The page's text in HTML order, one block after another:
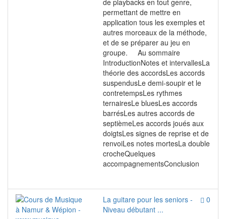
de playbacks en tout genre,
permettant de mettre en
application tous les exemples et
autres morceaux de la méthode,
et de se préparer au jeu en
groupe. Au sommaire
IntroductionNotes et intervallesLa
théorie des accordsLes accords
suspendusLe demi-soupir et le
contretempsLes rythmes
ternairesLe bluesLes accords
barrésLes autres accords de
septièmeLes accords joués aux
doigtsLes signes de reprise et de
renvoiLes notes mortesLa double
crocheQuelques
accompagnementsConclusion
0
La guitare pour les seniors -
Niveau débutant ...